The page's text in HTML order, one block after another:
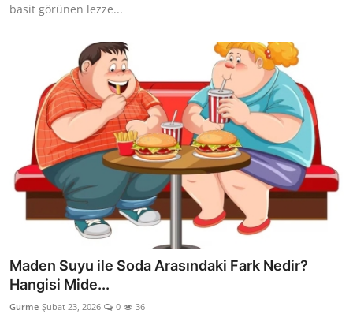
basit görünen lezze...
Maden Suyu ile Soda Arasındaki Fark Nedir?
Hangisi Mide...
Gurme Şubat 23, 2026 0 36